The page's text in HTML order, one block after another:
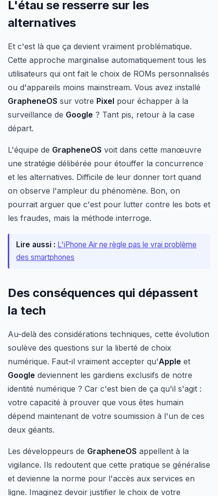
L'étau se resserre sur les
alternatives
Et c'est là que ça devient vraiment problématique.
Cette approche marginalise automatiquement tous les
utilisateurs qui ont fait le choix de ROMs personnalisés
ou d'appareils moins mainstream. Vous avez installé
GrapheneOS sur votre Pixel pour échapper à la
surveillance de Google ? Tant pis, retour à la case
départ.
L'équipe de GrapheneOS voit dans cette manœuvre
une stratégie délibérée pour étouffer la concurrence
et les alternatives. Difficile de leur donner tort quand
on observe l'ampleur du phénomène. Bon, on
pourrait arguer que c'est pour lutter contre les bots et
les fraudes, mais la méthode interroge.
Lire aussi : L'iPhone Air ne règle pas le vrai problème
des smartphones
Des conséquences qui dépassent
la tech
Au-delà des considérations techniques, cette évolution
soulève des questions sur la liberté de choix
numérique. Faut-il vraiment accepter qu'Apple et
Google deviennent les gardiens exclusifs de notre
identité numérique ? Car c'est bien de ça qu'il s'agit :
votre capacité à prouver que vous êtes humain
dépend maintenant de votre soumission à l'un de ces
deux géants.
Les développeurs de GrapheneOS appellent à la
vigilance. Ils redoutent que cette pratique se généralise
et devienne la norme pour l'accès aux services en
ligne. Imaginez devoir justifier le choix de votre